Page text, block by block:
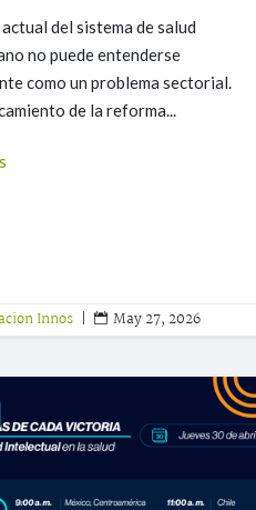
del sistema de salud
no puede entenderse
como un problema sectorial.
de la reforma...
Innos |  May 27, 2026